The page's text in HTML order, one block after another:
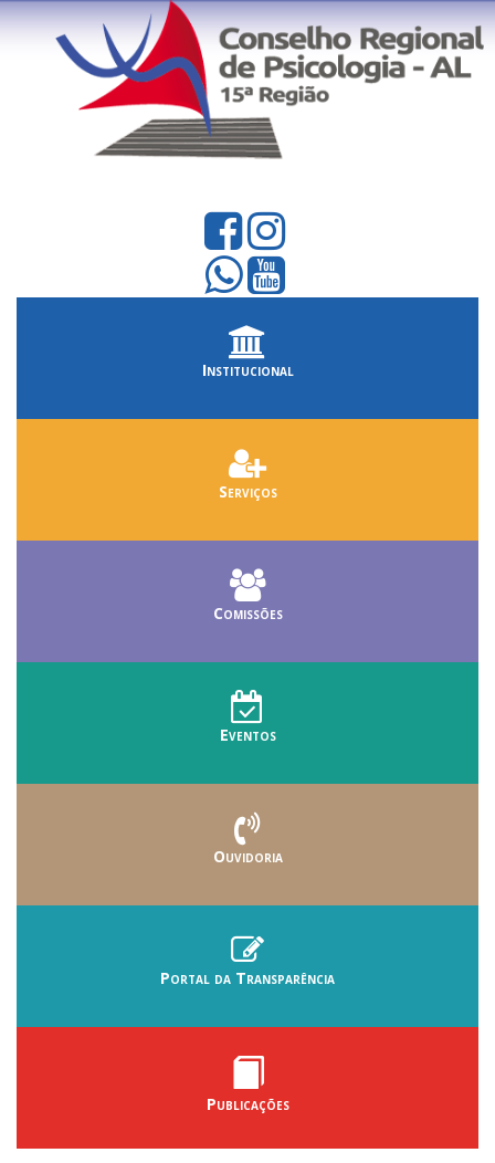
Institucional
Serviços
Comissões
Eventos
Ouvidoria
Portal da Transparência
Publicações